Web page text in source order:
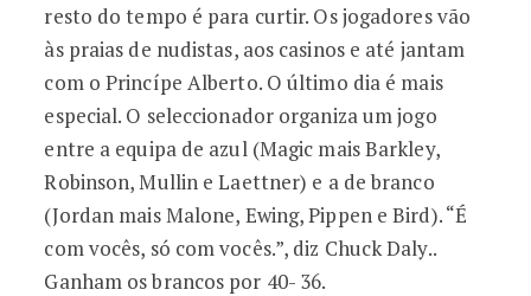
resto do tempo é para curtir. Os jogadores vão
às praias de nudistas, aos casinos e até jantam
com o Princípe Alberto. O último dia é mais
especial. O seleccionador organiza um jogo
entre a equipa de azul (Magic mais Barkley,
Robinson, Mullin e Laettner) e a de branco
(Jordan mais Malone, Ewing, Pippen e Bird). “É
com vocês, só com vocês.”, diz Chuck Daly..
Ganham os brancos por 40- 36.